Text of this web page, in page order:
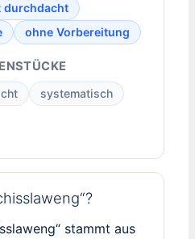
durchdacht
ohne Vorbereitung
systematisch
stammt aus